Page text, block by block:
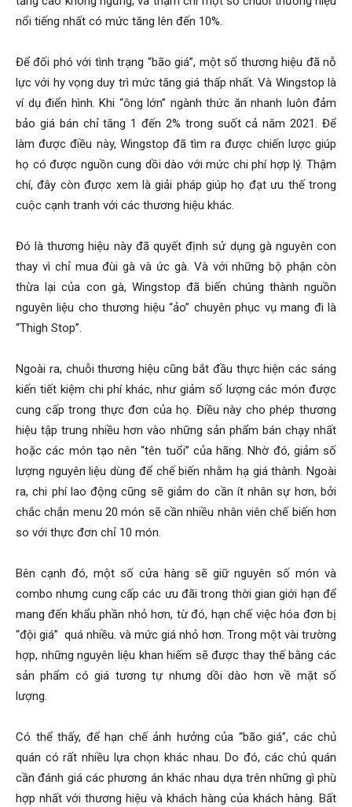
nổi tiếng nhất có mức tăng lên đến 10%.
Để đối phó với tình trạng “bão giá”, một số thương hiệu đã nỗ
lực với hy vọng duy trì mức tăng giá thấp nhất. Và Wingstop là
ví dụ điển hình. Khi “ông lớn” ngành thức ăn nhanh luôn đảm
bảo giá bán chỉ tăng 1 đến 2% trong suốt cả năm 2021. Để
làm được điều này, Wingstop đã tìm ra được chiến lược giúp
họ có được nguồn cung dồi dào với mức chi phí hợp lý. Thậm
chí, đây còn được xem là giải pháp giúp họ đạt ưu thế trong
cuộc cạnh tranh với các thương hiệu khác.
Đó là thương hiệu này đã quyết định sử dụng gà nguyên con
thay vì chỉ mua đùi gà và ức gà. Và với những bộ phận còn
thừa lại của con gà, Wingstop đã biến chúng thành nguồn
nguyên liệu cho thương hiệu “ảo” chuyên phục vụ mang đi là
“Thigh Stop”.
Ngoài ra, chuỗi thương hiệu cũng bắt đầu thực hiện các sáng
kiến tiết kiệm chi phí khác, như giảm số lượng các món được
cung cấp trong thực đơn của họ. Điều này cho phép thương
hiệu tập trung nhiều hơn vào những sản phẩm bán chạy nhất
hoặc các món tạo nên “tên tuổi” của hãng. Nhờ đó, giảm số
lượng nguyên liệu dùng để chế biến nhằm hạ giá thành. Ngoài
ra, chi phí lao động cũng sẽ giảm do cần ít nhân sự hơn, bởi
chắc chắn menu 20 món sẽ cần nhiều nhân viên chế biến hơn
so với thực đơn chỉ 10 món.
Bên cạnh đó, một số cửa hàng sẽ giữ nguyên số món và
combo nhưng cung cấp các ưu đãi trong thời gian giới hạn để
mang đến khẩu phần nhỏ hơn, từ đó, hạn chế việc hóa đơn bị
“đội giá” quá nhiều. và mức giá nhỏ hơn. Trong một vài trường
hợp, những nguyên liệu khan hiếm sẽ được thay thế bằng các
sản phẩm có giá tương tự nhưng dồi dào hơn về mặt số
lượng.
Có thể thấy, để hạn chế ảnh hưởng của “bão giá”, các chủ
quán có rất nhiều lựa chọn khác nhau. Do đó, các chủ quán
cần đánh giá các phương án khác nhau dựa trên những gì phù
hợp nhất với thương hiệu và khách hàng của khách hàng. Bất